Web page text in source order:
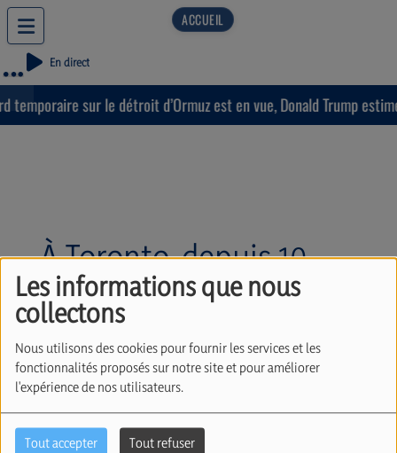
Les informations que nous
collectons
Nous utilisons des cookies pour fournir les services et les
fonctionnalités proposés sur notre site et pour améliorer
l'expérience de nos utilisateurs.
Tout accepter Tout refuser
En direct
temporaire sur le détroit d’Ormuz est en vue, Donald Trump
À Toronto, depuis 10
jours, Estie, une
adolescente juive de 14
ans, a disparu. Avec
Julien Corona
(27/05/2026)